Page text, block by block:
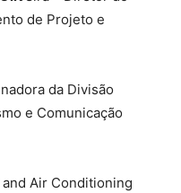
de Projeto e
da Divisão
e Comunicação
Air Conditioning